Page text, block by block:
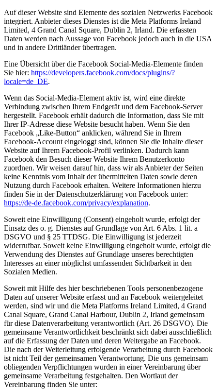
Auf dieser Website sind Elemente des sozialen Netzwerks Facebook
integriert. Anbieter dieses Dienstes ist die Meta Platforms Ireland
Limited, 4 Grand Canal Square, Dublin 2, Irland. Die erfassten
Daten werden nach Aussage von Facebook jedoch auch in die USA
und in andere Drittländer übertragen.
Eine Übersicht über die Facebook Social-Media-Elemente finden
Sie hier: https://developers.facebook.com/docs/plugins/?
locale=de_DE.
Wenn das Social-Media-Element aktiv ist, wird eine direkte
Verbindung zwischen Ihrem Endgerät und dem Facebook-Server
hergestellt. Facebook erhält dadurch die Information, dass Sie mit
Ihrer IP-Adresse diese Website besucht haben. Wenn Sie den
Facebook „Like-Button“ anklicken, während Sie in Ihrem
Facebook-Account eingeloggt sind, können Sie die Inhalte dieser
Website auf Ihrem Facebook-Profil verlinken. Dadurch kann
Facebook den Besuch dieser Website Ihrem Benutzerkonto
zuordnen. Wir weisen darauf hin, dass wir als Anbieter der Seiten
keine Kenntnis vom Inhalt der übermittelten Daten sowie deren
Nutzung durch Facebook erhalten. Weitere Informationen hierzu
finden Sie in der Datenschutzerklärung von Facebook unter:
https://de-de.facebook.com/privacy/explanation.
Soweit eine Einwilligung (Consent) eingeholt wurde, erfolgt der
Einsatz des o. g. Dienstes auf Grundlage von Art. 6 Abs. 1 lit. a
DSGVO und § 25 TTDSG. Die Einwilligung ist jederzeit
widerrufbar. Soweit keine Einwilligung eingeholt wurde, erfolgt die
Verwendung des Dienstes auf Grundlage unseres berechtigten
Interesses an einer möglichst umfassenden Sichtbarkeit in den
Sozialen Medien.
Soweit mit Hilfe des hier beschriebenen Tools personenbezogene
Daten auf unserer Website erfasst und an Facebook weitergeleitet
werden, sind wir und die Meta Platforms Ireland Limited, 4 Grand
Canal Square, Grand Canal Harbour, Dublin 2, Irland gemeinsam
für diese Datenverarbeitung verantwortlich (Art. 26 DSGVO). Die
gemeinsame Verantwortlichkeit beschränkt sich dabei ausschließlich
auf die Erfassung der Daten und deren Weitergabe an Facebook.
Die nach der Weiterleitung erfolgende Verarbeitung durch Facebook
ist nicht Teil der gemeinsamen Verantwortung. Die uns gemeinsam
obliegenden Verpflichtungen wurden in einer Vereinbarung über
gemeinsame Verarbeitung festgehalten. Den Wortlaut der
Vereinbarung finden Sie unter: